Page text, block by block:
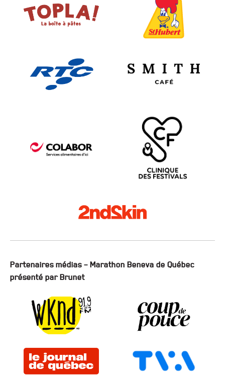
Partenaires médias – Marathon Beneva de Québec
présenté par Brunet